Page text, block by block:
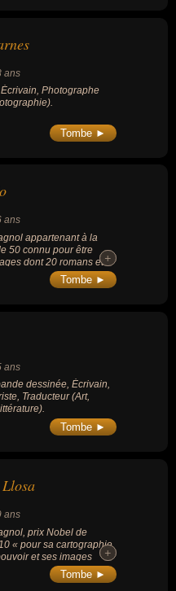
enfants du monde ».
ans
Photographe
Tombe ►
ans
appartenant à la
50 connu pour être
dont 20 romans et
en 2015 (la plus
littéraire espagnole).
+
+
Tombe ►
ans
dessinée, Écrivain,
Traducteur (Art,
Tombe ►
ans
prix Nobel de
« pour sa cartographie
et ses images
de l'individu, de
+
+
Tombe ►